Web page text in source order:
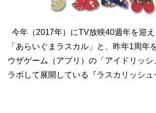
今年（2017年）にTV放映40週年を迎
「あらいぐまラスカル」と、昨年1周年
ウザゲーム（アプリ）の「アイドリッシ
ラボして展開している『ラスカリッシ